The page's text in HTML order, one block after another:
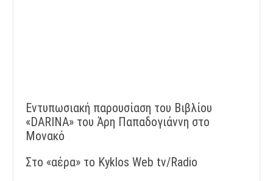
Εντυπωσιακή παρουσίαση του Βιβλίου
«DARINA» του Άρη Παπαδογιάννη στο
Μονακό
Στο «αέρα» το Kyklos Web tv/Radio